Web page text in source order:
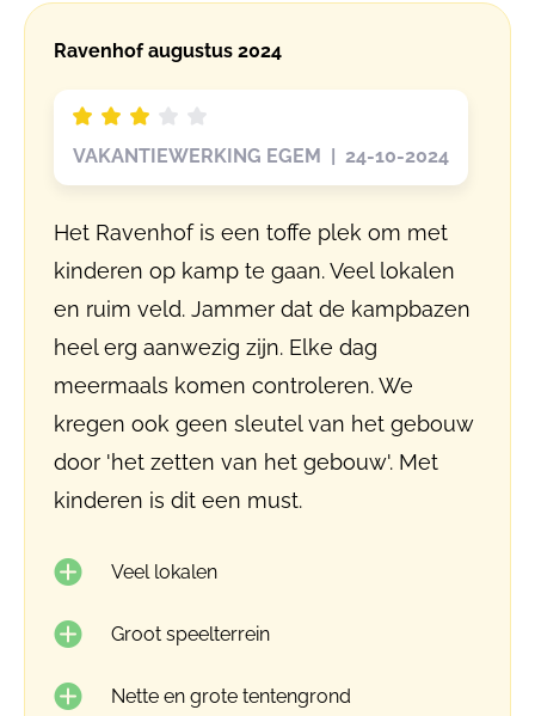
Ravenhof augustus 2024
VAKANTIEWERKING EGEM | 24-10-2024
Het Ravenhof is een toffe plek om met
kinderen op kamp te gaan. Veel lokalen
en ruim veld. Jammer dat de kampbazen
heel erg aanwezig zijn. Elke dag
meermaals komen controleren. We
kregen ook geen sleutel van het gebouw
door 'het zetten van het gebouw'. Met
kinderen is dit een must.
Veel lokalen
Groot speelterrein
Nette en grote tentengrond